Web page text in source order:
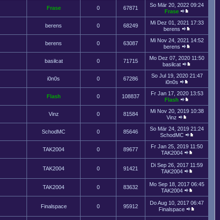
Frase 0 67871
So Mär 20, 2022 09:24
Frase
berens 0 68249
Mi Dez 01, 2021 17:33
berens
berens 0 63087
Mi Nov 24, 2021 14:52
berens
basilcat 0 71715
Mo Dez 07, 2020 11:50
basilcat
i0n0s 0 67286
So Jul 19, 2020 21:47
i0n0s
Flash 0 108837
Fr Jan 17, 2020 13:53
Flash
Vinz 0 81584
Mi Nov 20, 2019 10:38
Vinz
SchodMC 0 85646
So Mär 24, 2019 21:24
SchodMC
TAK2004 0 89677
Fr Jan 25, 2019 11:50
TAK2004
TAK2004 0 91421
Di Sep 26, 2017 11:59
TAK2004
TAK2004 0 83632
Mo Sep 18, 2017 06:45
TAK2004
Finalspace 0 95912
Do Aug 10, 2017 06:47
Finalspace